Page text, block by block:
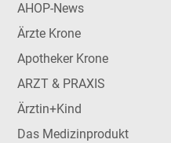
AHOP-News
Ärzte Krone
Apotheker Krone
ARZT & PRAXIS
Ärztin+Kind
Das Medizinprodukt